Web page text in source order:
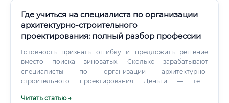
Где учиться на специалиста по организации
архитектурно-строительного
проектирования: полный разбор профессии
Готовность признать ошибку и предложить решение
вместо поиска виноватых. Сколько зарабатывают
специалисты по организации архитектурно-
строительного проектирования Деньги — тема
Читать статью →